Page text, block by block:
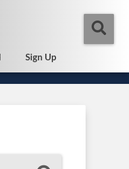
Sign Up